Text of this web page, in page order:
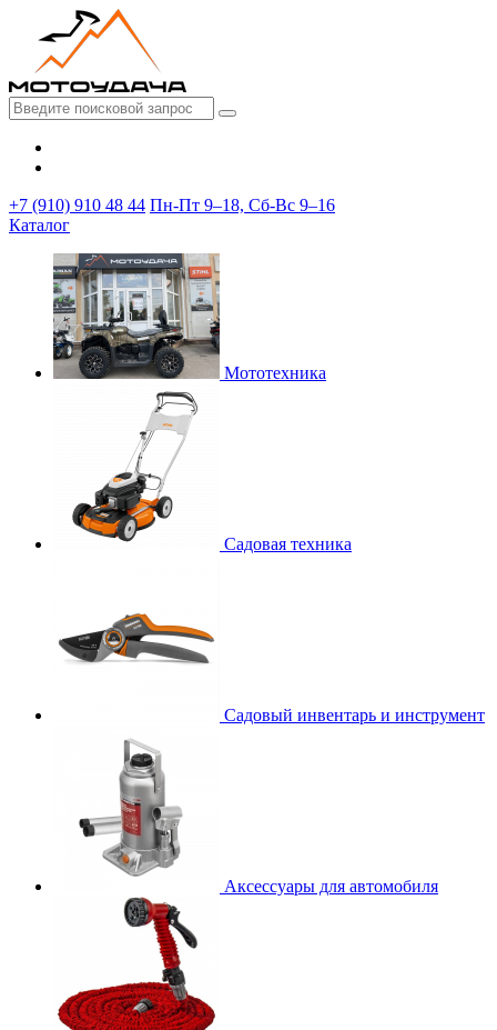
+7 (910) 910 48 44 Пн-Пт 9–18, Сб-Вс 9–16
Каталог
Мототехника
Садовая техника
Садовый инвентарь и инструмент
Аксессуары для автомобиля